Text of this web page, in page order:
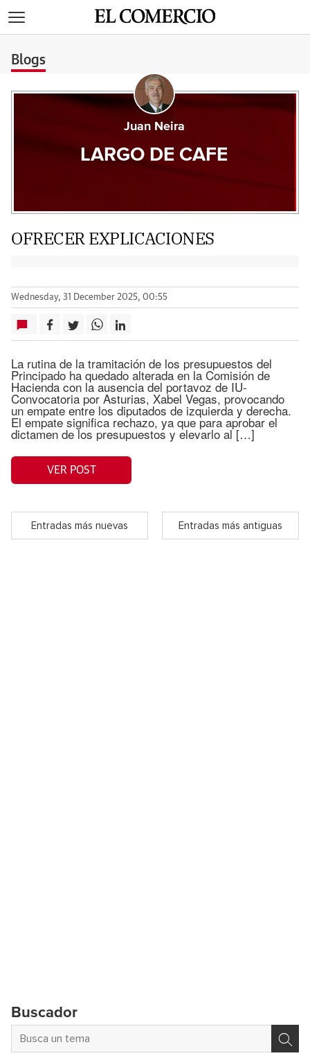
Blogs
Juan Neira
LARGO DE CAFE
OFRECER EXPLICACIONES
Wednesday, 31 December 2025, 00:55
La rutina de la tramitación de los presupuestos del
Principado ha quedado alterada en la Comisión de
Hacienda con la ausencia del portavoz de IU-
Convocatoria por Asturias, Xabel Vegas, provocando
un empate entre los diputados de izquierda y derecha.
El empate significa rechazo, ya que para aprobar el
dictamen de los presupuestos y elevarlo al […]
VER POST
Entradas más nuevas Entradas más antiguas
Buscador